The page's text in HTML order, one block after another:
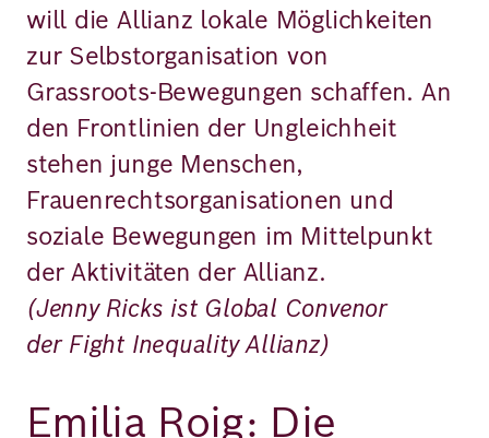
will die Allianz lokale Möglichkeiten
zur Selbstorganisation von
Grassroots-Bewegungen schaffen. An
den Frontlinien der Ungleichheit
stehen junge Menschen,
Frauenrechtsorganisationen und
soziale Bewegungen im Mittelpunkt
der Aktivitäten der Allianz.
(Jenny Ricks ist Global Convenor
der Fight Inequality Allianz)
Emilia Roig: Die